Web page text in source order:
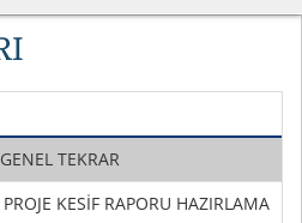
TEKRAR
KESİF RAPORU HAZIRLAMA